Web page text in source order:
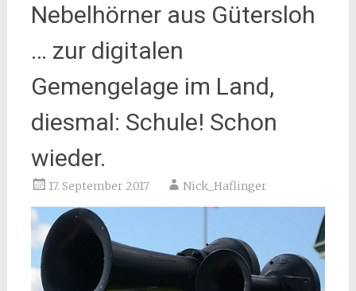
Nebelhörner aus Gütersloh
… zur digitalen
Gemengelage im Land,
diesmal: Schule! Schon
wieder.
17. September 2017 Nick_Haflinger